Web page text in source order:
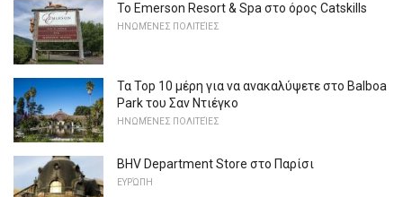
Το Emerson Resort & Spa στο όρος Catskills
ΗΝΩΜΈΝΕΣ ΠΟΛΙΤΕΊΕΣ
Τα Top 10 μέρη για να ανακαλύψετε στο Balboa
Park του Σαν Ντιέγκο
ΗΝΩΜΈΝΕΣ ΠΟΛΙΤΕΊΕΣ
BHV Department Store στο Παρίσι
ΕΥΡΏΠΗ